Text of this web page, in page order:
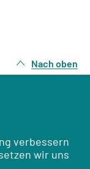
Nach oben
verbessern
wir uns